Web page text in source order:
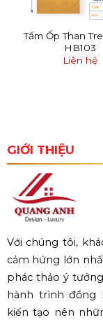
Tấm Ốp Than
HB103
Liên hệ
GIỚI THIỆU
Với chúng tôi,
cảm hứng lớn
phác thảo ý
hành trình đồng
kiến tạo nên